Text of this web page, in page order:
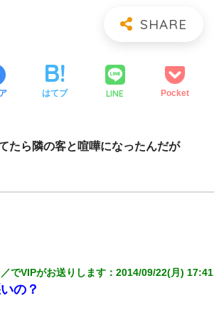
はてブ LINE Pocket
たら隣の客と喧嘩になったんだが
でVIPがお送りします ：2014/09/22(月)
の？